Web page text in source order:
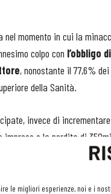
le migliori esperienze, noi e i
momento in cui la
colpo con l’obbligo
, nonostante il 77,6%
della Sanità.
invece di
e la perdita di
dunque aiuti, per ridurre